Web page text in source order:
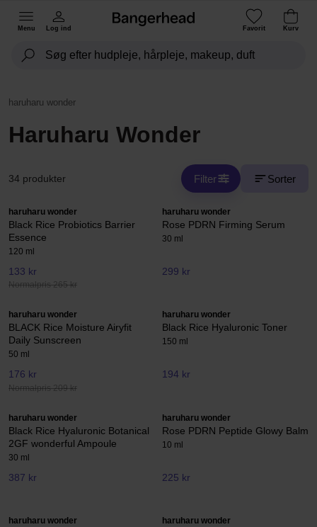
Menu Log ind Favorit Kurv
haruharu wonder
Haruharu Wonder
34 produkter Filter Sorter
haruharu wonder
Black Rice Probiotics Barrier
Essence
120 ml
133 kr
Normalpris 265 kr
haruharu wonder
Rose PDRN Firming Serum
30 ml
299 kr
haruharu wonder
BLACK Rice Moisture Airyfit
Daily Sunscreen
50 ml
176 kr
Normalpris 209 kr
haruharu wonder
Black Rice Hyaluronic Toner
150 ml
194 kr
haruharu wonder
Black Rice Hyaluronic Botanical
2GF wonderful Ampoule
30 ml
387 kr
haruharu wonder
Rose PDRN Peptide Glowy Balm
10 ml
225 kr
haruharu wonder haruharu wonder